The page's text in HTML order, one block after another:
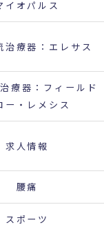
イオパルス
治療器：エレサス
療器：フィールド
ー・レメシス
求人情報
腰痛
スポーツ